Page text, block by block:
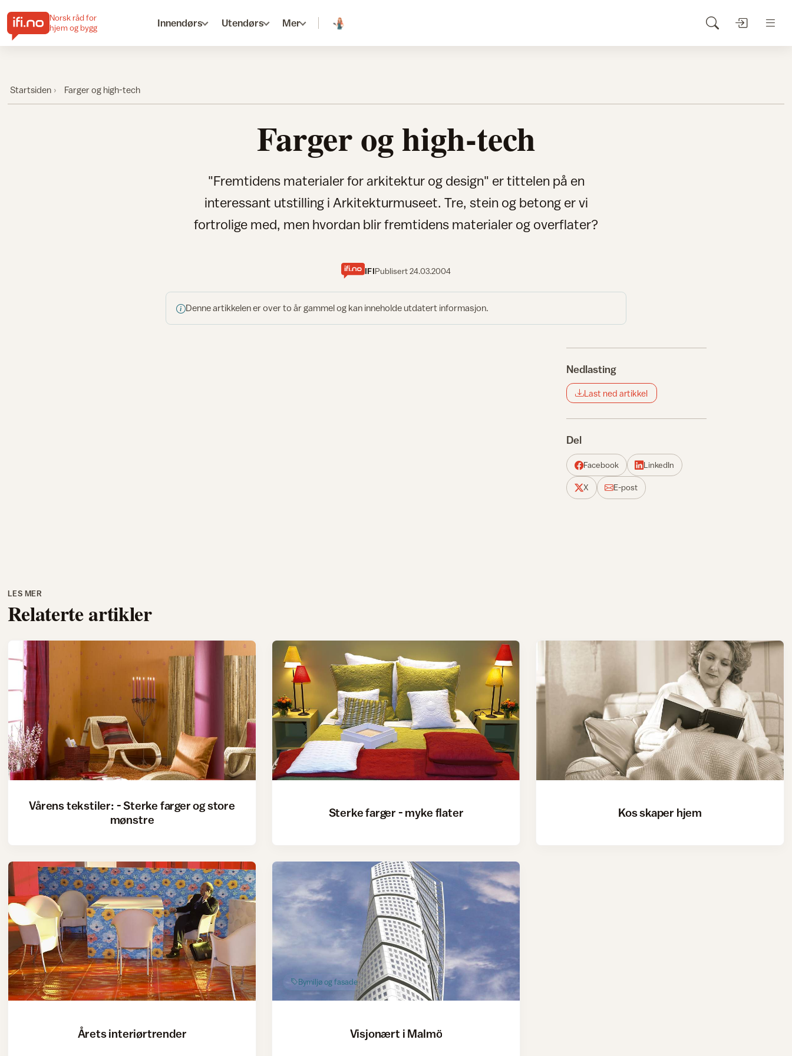
Norsk råd for
hjem og bygg
Innendørs Utendørs Mer
Startsiden Farger og high-tech
Farger og high-tech
"Fremtidens materialer for arkitektur og design" er tittelen på en
interessant utstilling i Arkitekturmuseet. Tre, stein og betong er vi
fortrolige med, men hvordan blir fremtidens materialer og overflater?
IFIPublisert24.03.2004
Denne artikkelen er over to år gammel og kan inneholde utdatert informasjon.
Nedlasting
Last ned artikkel
Del
Facebook LinkedIn
X E-post
LES MER
Relaterte artikler
Vårens tekstiler: - Sterke farger og store
mønstre
Sterke farger - myke flater Kos skaper hjem
Årets interiørtrender
Bymiljø og fasade
Visjonært i Malmö